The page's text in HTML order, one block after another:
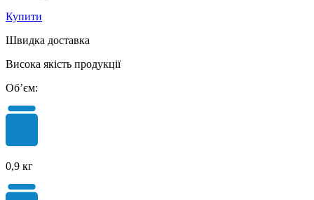
Купити
Швидка доставка
Висока якість продукції
Об’єм:
0,9 кг